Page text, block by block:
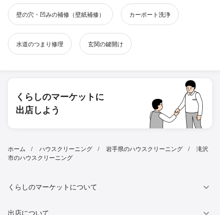
壁の穴・凹みの補修（壁紙補修） カーポート洗浄
水道のつまり修理 玄関の鍵開け
くらしのマーケットに
出店しよう
ホーム ハウスクリーニング 岩手県のハウスクリーニング
滝沢
市のハウスクリーニング
くらしのマーケットについて
出店について